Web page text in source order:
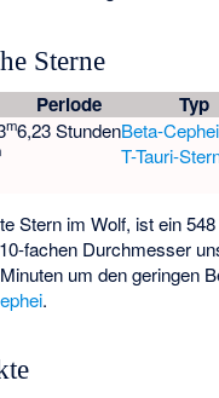
Sterne
Periode Typ
m6,23 StundenBeta-
T-Tauri-
Stern im Wolf, ist ein
fachen Durchmesser
um den geringen
.